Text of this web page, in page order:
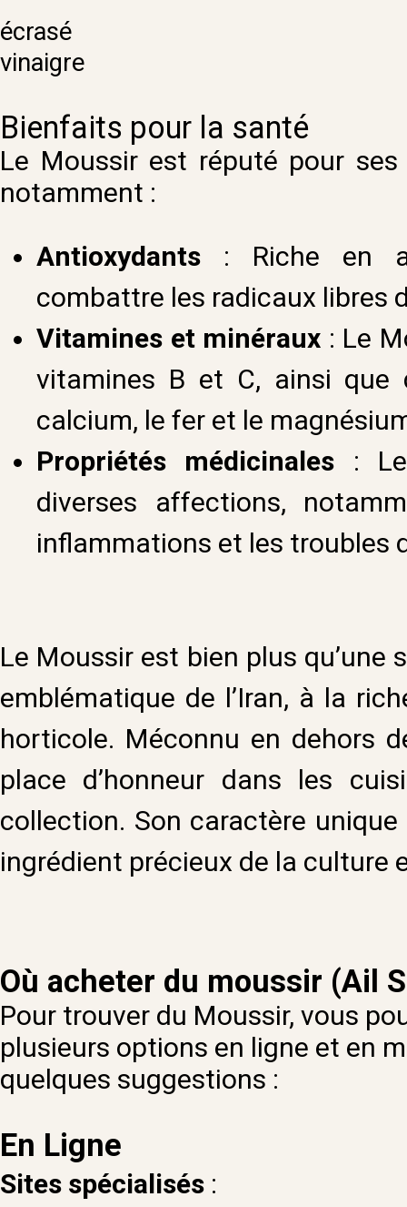
écrasé le
vinaigre
Bienfaits pour la santé
Le Moussir est réputé pour
notamment :
Antioxydants : Riche en
combattre les radicaux libres
Vitamines et minéraux : Le
vitamines B et C, ainsi que
calcium, le fer et le
Propriétés médicinales :
diverses affections,
inflammations et les troubles
Le Moussir est bien plus qu’une
emblématique de l’Iran, à la
horticole. Méconnu en dehors
place d’honneur dans les
collection. Son caractère
ingrédient précieux de la culture
Où acheter du moussir (Ail
Pour trouver du Moussir, vous
plusieurs options en ligne et en
quelques suggestions :
En Ligne
Sites spécialisés :